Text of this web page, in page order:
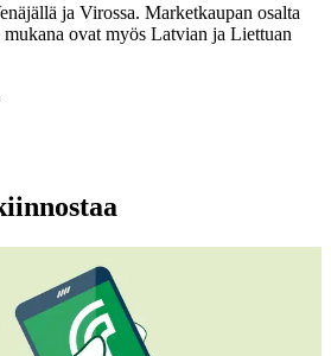
ja Virossa. Marketkaupan osalta
ovat myös Latvian ja Liettuan